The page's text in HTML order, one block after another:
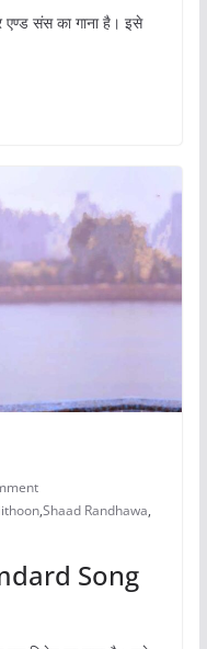
एण्ड संस का गाना है। इसे
,Shaad Randhawa,
Song